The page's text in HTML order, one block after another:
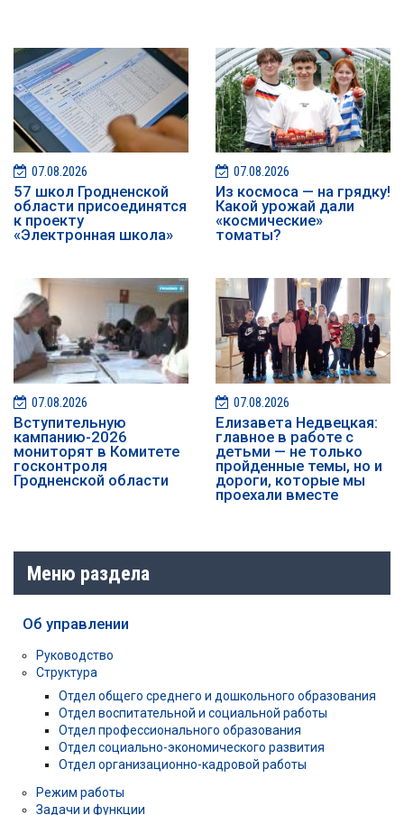
07.08.2026
57 школ Гродненской
области присоединятся
к проекту
«Электронная школа»
07.08.2026
Из космоса — на грядку!
Какой урожай дали
«космические»
томаты?
07.08.2026
️️Вступительную
кампанию-2026
мониторят в Комитете
госконтроля
Гродненской области
07.08.2026
Елизавета Недвецкая:
главное в работе с
детьми — не только
пройденные темы, но и
дороги, которые мы
проехали вместе
Меню раздела
Об управлении
Руководство
Структура
Отдел общего среднего и дошкольного образования
Отдел воспитательной и социальной работы
Отдел профессионального образования
Отдел социально-экономического развития
Отдел организационно-кадровой работы
Режим работы
Задачи и функции